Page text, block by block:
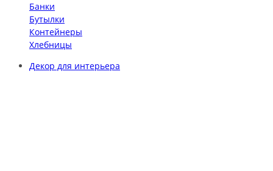
Банки
Бутылки
Контейнеры
Хлебницы
Декор для интерьера